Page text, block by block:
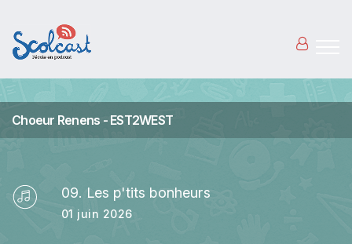
Choeur Renens - EST2WEST
09. Les p'tits bonheurs
01 juin 2026